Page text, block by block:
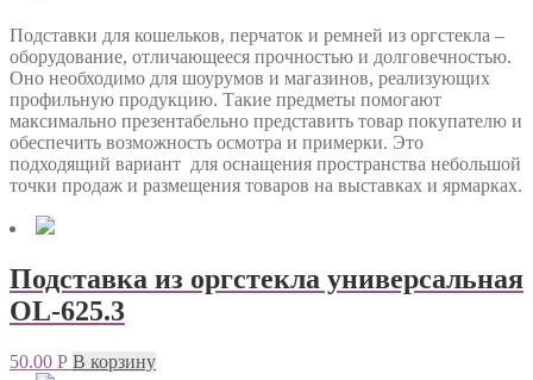
Подставки для кошельков, перчаток и ремней из оргстекла –
оборудование, отличающееся прочностью и долговечностью.
Оно необходимо для шоурумов и магазинов, реализующих
профильную продукцию. Такие предметы помогают
максимально презентабельно представить товар покупателю и
обеспечить возможность осмотра и примерки. Это
подходящий вариант для оснащения пространства небольшой
точки продаж и размещения товаров на выставках и ярмарках.
Подставка из оргстекла универсальная
OL-625.3
50.00 Р В корзину